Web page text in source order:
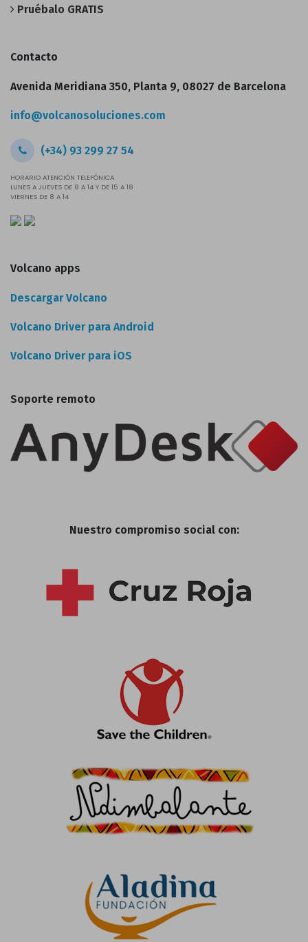
Pruébalo GRATIS
Contacto
Avenida Meridiana 350, Planta 9, 08027 de Barcelona
info@volcanosoluciones.com
(+34) 93 299 27 54
HORARIO ATENCIÓN TELEFÓNICA
LUNES A JUEVES DE 8 A 14 Y DE 15 A 18
VIERNES DE 8 A 14
Volcano apps
Descargar Volcano
Volcano Driver para Android
Volcano Driver para iOS
Soporte remoto
Nuestro compromiso social con: